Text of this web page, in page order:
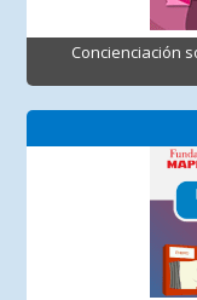
Concienciación